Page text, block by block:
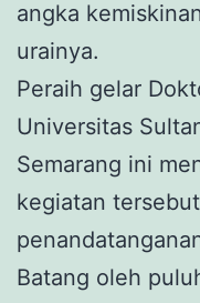
angka
urainya.
Peraih gelar
Universitas
Semarang ini
kegiatan
Batang oleh